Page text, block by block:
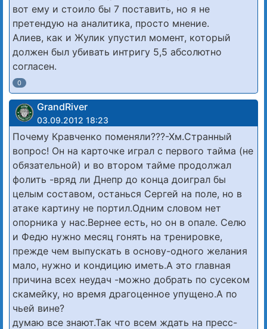
вот ему и стоило бы 7 поставить, но я не
претендую на аналитика, просто мнение.
Алиев, как и Жулик упустил момент, который
должен был убивать интригу 5,5 абсолютно
согласен.
0
GrandRiver
03.09.2012 18:23
Почему Кравченко поменяли???-Хм.Странный
вопрос! Он на карточке играл с первого тайма (не
обязательной) и во втором тайме продолжал
фолить -вряд ли Днепр до конца доиграл бы
целым составом, останься Сергей на поле, но в
атаке картину не портил.Одним словом нет
опорника у нас.Вернее есть, но он в опале. Селю
и Федю нужно месяц гонять на тренировке,
прежде чем выпускать в основу-одного желания
мало, нужно и кондицию иметь.А это главная
причина всех неудач -можно добрать по сусеком
скамейку, но время драгоценное упущено.А по
чьей вине?
думаю все знают.Так что всем ждать на пресс-